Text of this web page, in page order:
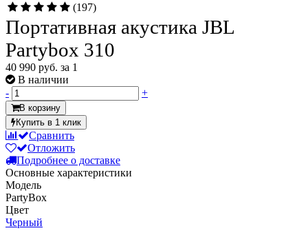
(197)
Портативная акустика JBL
Partybox 310
40 990 руб. за 1
В наличии
-
+
В корзину
Купить в 1 клик
Сравнить
Отложить
Подробнее о доставке
Основные характеристики
Модель
PartyBox
Цвет
Черный